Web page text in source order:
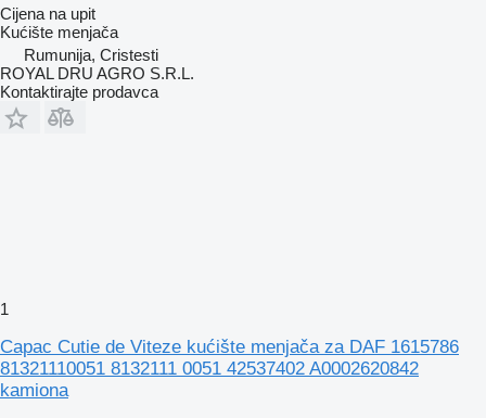
Cijena na upit
Kućište menjača
Rumunija, Cristesti
ROYAL DRU AGRO S.R.L.
Kontaktirajte prodavca
1
Capac Cutie de Viteze kućište menjača za DAF 1615786
81321110051 8132111 0051 42537402 A0002620842
kamiona